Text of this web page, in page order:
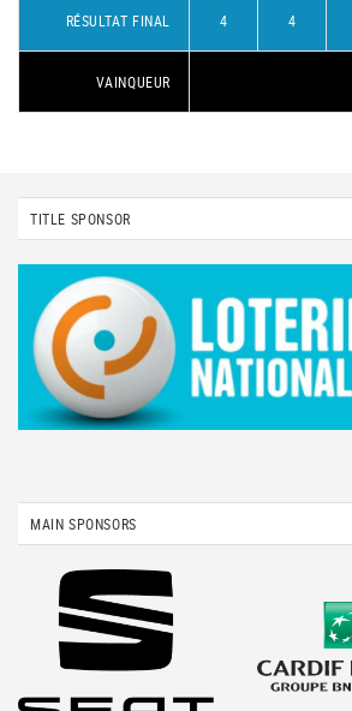
RÉSULTAT FINAL 4 4
VAINQUEUR
TITLE SPONSOR
MAIN SPONSORS